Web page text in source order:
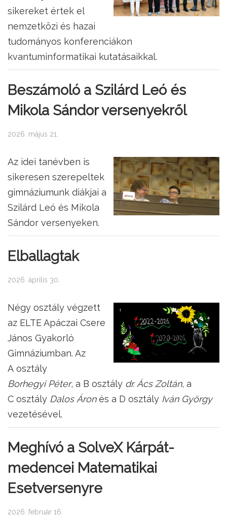
sikereket értek el
nemzetközi és hazai
tudományos konferenciákon
kvantuminformatikai kutatásaikkal.
Beszámoló a Szilárd Leó és
Mikola Sándor versenyekről
2026. május 21.
Az idei tanévben is
sikeresen szerepeltek
gimnáziumunk diákjai a
Szilárd Leó és Mikola
Sándor versenyeken.
Elballagtak
2026. április 30.
Négy osztály végzett
az ELTE Apáczai Csere
János Gyakorló
Gimnáziumban. Az
A osztály
Borhegyi Péter, a B osztály dr. Ács Zoltán, a
C osztály Dalos Áronés a D osztály Iván György
vezetésével.
Meghívó a SolveX Kárpát-
medencei Matematikai
Esetversenyre
2026. február 16.